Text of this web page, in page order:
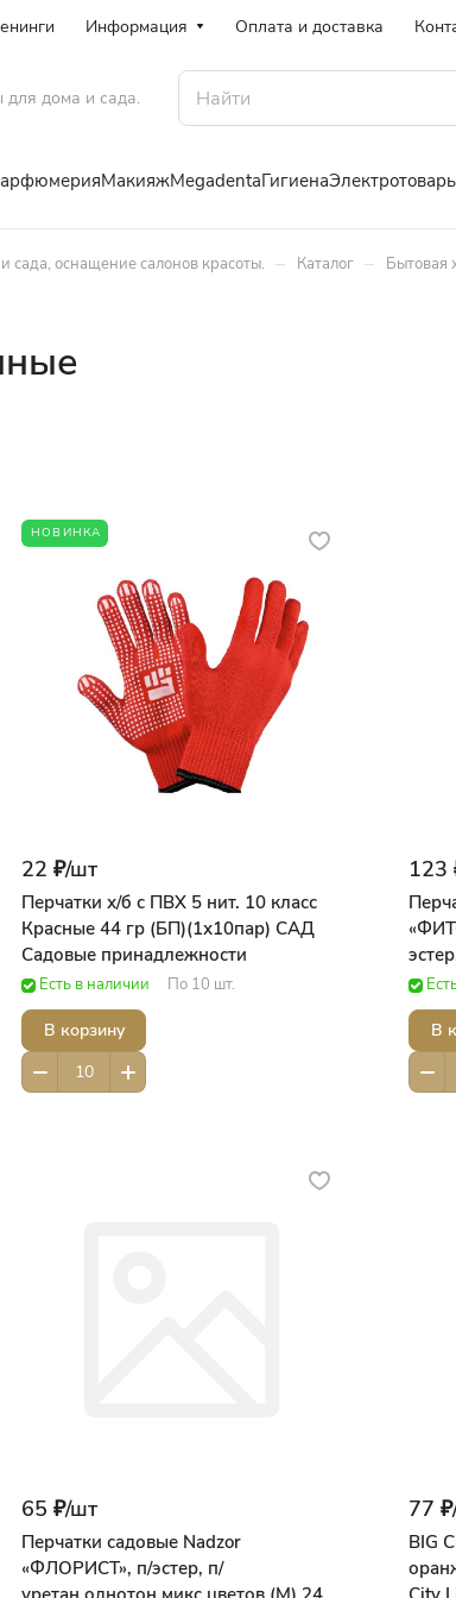
Информация Оплата и доставка
для дома и сада.
МакияжMegadentaГигиена
сада, оснащение салонов красоты. – Каталог – Бытовая
НОВИНКА
22 ₽/шт
Перчатки х/б с ПВХ 5 нит. 10 класс
Красные 44 гр (БП)(1х10пар) САД
Садовые принадлежности
Есть в наличии По 10 шт.
В корзину
123
В
65 ₽/шт
Перчатки садовые Nadzor
«ФЛОРИСТ», п/эстер, п/
77 ₽/
BIG